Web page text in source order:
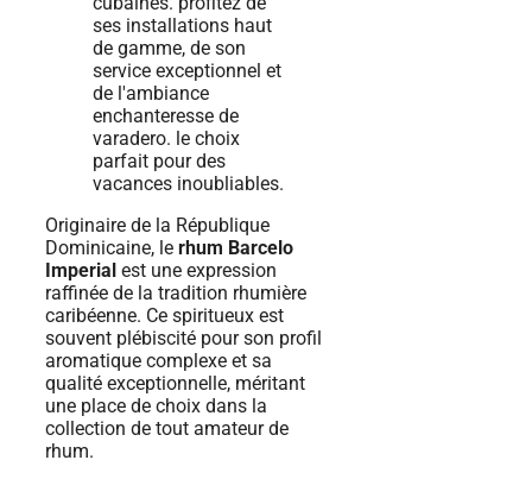
Originaire de la République
Dominicaine, le rhum Barcelo
Imperial est une expression
raffinée de la tradition rhumière
caribéenne. Ce spiritueux est
souvent plébiscité pour son profil
aromatique complexe et sa
qualité exceptionnelle, méritant
une place de choix dans la
collection de tout amateur de
rhum.